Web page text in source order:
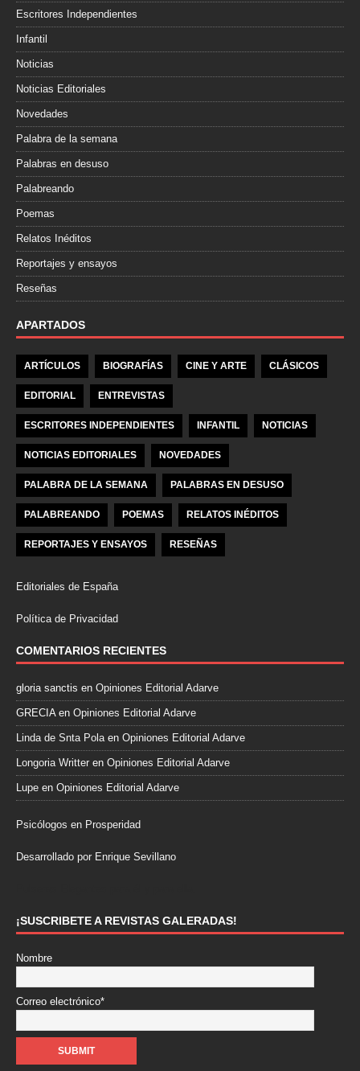
Escritores Independientes
Infantil
Noticias
Noticias Editoriales
Novedades
Palabra de la semana
Palabras en desuso
Palabreando
Poemas
Relatos Inéditos
Reportajes y ensayos
Reseñas
APARTADOS
ARTÍCULOS BIOGRAFÍAS CINE Y ARTE CLÁSICOS
EDITORIAL ENTREVISTAS
ESCRITORES INDEPENDIENTES INFANTIL NOTICIAS
NOTICIAS EDITORIALES NOVEDADES
PALABRA DE LA SEMANA PALABRAS EN DESUSO
PALABREANDO POEMAS RELATOS INÉDITOS
REPORTAJES Y ENSAYOS RESEÑAS
Editoriales de España
Política de Privacidad
COMENTARIOS RECIENTES
gloria sanctis en Opiniones Editorial Adarve
GRECIAen Opiniones Editorial Adarve
Linda de Snta Polaen Opiniones Editorial Adarve
Longoria Writter en Opiniones Editorial Adarve
Lupe en Opiniones Editorial Adarve
Psicólogos en Prosperidad
Desarrollado por Enrique Sevillano
¡SUSCRIBETE A REVISTAS GALERADAS!
Nombre
Correo electrónico*